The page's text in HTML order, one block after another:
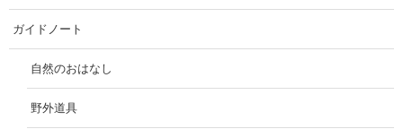
ガイドノート
自然のおはなし
野外道具